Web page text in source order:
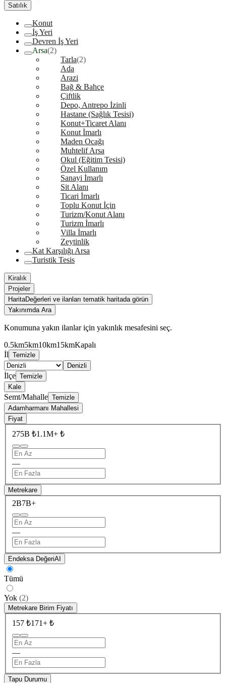
Satılık
Konut
İş Yeri
Devren İş Yeri
Arsa(2)
Tarla(2)
Ada
Arazi
Bağ & Bahçe
Çiftlik
Depo, Antrepo İzinli
Hastane (Sağlık Tesisi)
Konut+Ticaret Alanı
Konut İmarlı
Maden Ocağı
Muhtelif Arsa
Okul (Eğitim Tesisi)
Özel Kullanım
Sanayi İmarlı
Sit Alanı
Ticari İmarlı
Toplu Konut İçin
Turizm/Konut Alanı
Turizm İmarlı
Villa İmarlı
Zeytinlik
Kat Karşılığı Arsa
Turistik Tesis
Kiralık
Projeler
HaritaDeğerleri ve ilanları tematik haritada görün
Yakınımda Ara
Konumuna yakın ilanlar için yakınlık mesafesini seç.
0.5km5km10km15kmKapalı
İl Temizle
Denizli
İlçe Temizle
Kale
Semt/Mahalle Temizle
Adamharmanı Mahallesi
Fiyat
275B ₺1.1M+ ₺
—
Metrekare
2B7B+
—
Endeksa DeğeriAI
Tümü
Yok (2)
Metrekare Birim Fiyatı
157 ₺171+ ₺
—
Tapu Durumu